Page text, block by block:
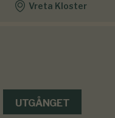
Vreta Kloster
UTGÅNGET